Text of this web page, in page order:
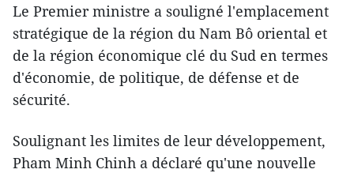
Le Premier ministre a souligné l'emplacement
stratégique de la région du Nam Bô oriental et
de la région économique clé du Sud en termes
d'économie, de politique, de défense et de
sécurité.
Soulignant les limites de leur développement,
Pham Minh Chinh a déclaré qu'une nouvelle